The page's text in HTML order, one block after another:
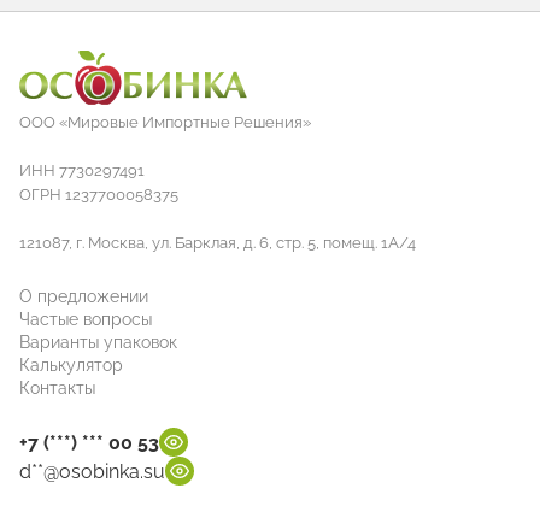
ООО «Мировые Импортные Решения»
ИНН 7730297491
ОГРН 1237700058375
121087, г. Москва, ул. Барклая, д. 6, стр. 5, помещ. 1А/4
О предложении
Частые вопросы
Варианты упаковок
Калькулятор
Контакты
+7 (***) *** 00 53
d**@osobinka.su